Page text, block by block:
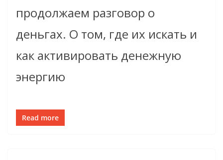
продолжаем разговор о
деньгах. О том, где их искать и
как активировать денежную
энергию
Read more